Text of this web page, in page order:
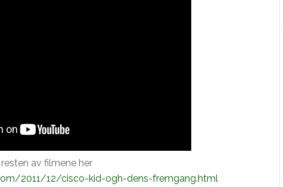
resten av filmene her
2011/12/cisco-kid-ogh-dens-fremgang.html